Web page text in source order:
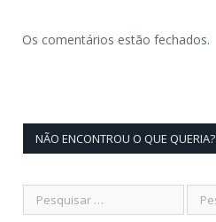
Os comentários estão fechados.
NÃO ENCONTROU O QUE QUERIA?